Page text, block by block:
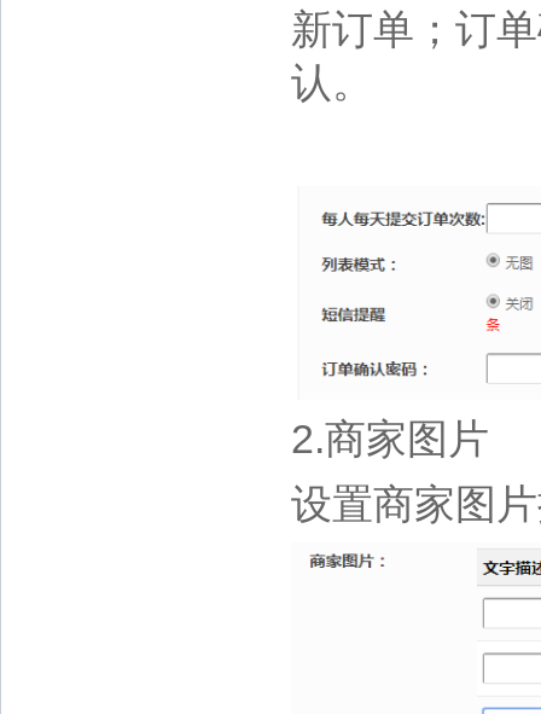
新订单；订
认。
2.商家图片
设置商家图